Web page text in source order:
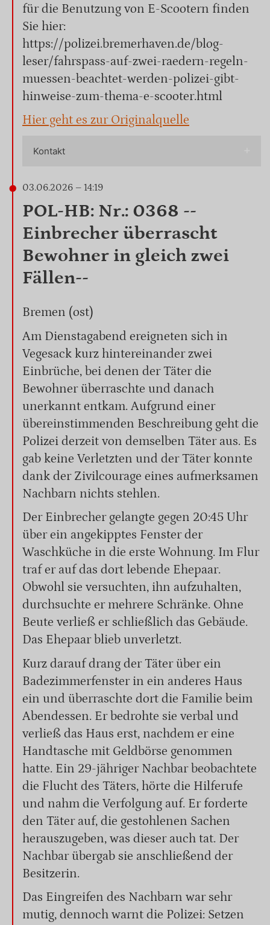
für die Benutzung von E-Scootern finden
Sie hier:
https://polizei.bremerhaven.de/blog-
leser/fahrspass-auf-zwei-raedern-regeln-
muessen-beachtet-werden-polizei-gibt-
hinweise-zum-thema-e-scooter.html
Hier geht es zur Originalquelle
Kontakt
03.06.2026 – 14:19
POL-HB: Nr.: 0368 --
Einbrecher überrascht
Bewohner in gleich zwei
Fällen--
Bremen (ost)
Am Dienstagabend ereigneten sich in
Vegesack kurz hintereinander zwei
Einbrüche, bei denen der Täter die
Bewohner überraschte und danach
unerkannt entkam. Aufgrund einer
übereinstimmenden Beschreibung geht die
Polizei derzeit von demselben Täter aus. Es
gab keine Verletzten und der Täter konnte
dank der Zivilcourage eines aufmerksamen
Nachbarn nichts stehlen.
Der Einbrecher gelangte gegen 20:45 Uhr
über ein angekipptes Fenster der
Waschküche in die erste Wohnung. Im Flur
traf er auf das dort lebende Ehepaar.
Obwohl sie versuchten, ihn aufzuhalten,
durchsuchte er mehrere Schränke. Ohne
Beute verließ er schließlich das Gebäude.
Das Ehepaar blieb unverletzt.
Kurz darauf drang der Täter über ein
Badezimmerfenster in ein anderes Haus
ein und überraschte dort die Familie beim
Abendessen. Er bedrohte sie verbal und
verließ das Haus erst, nachdem er eine
Handtasche mit Geldbörse genommen
hatte. Ein 29-jähriger Nachbar beobachtete
die Flucht des Täters, hörte die Hilferufe
und nahm die Verfolgung auf. Er forderte
den Täter auf, die gestohlenen Sachen
herauszugeben, was dieser auch tat. Der
Nachbar übergab sie anschließend der
Besitzerin.
Das Eingreifen des Nachbarn war sehr
mutig, dennoch warnt die Polizei: Setzen